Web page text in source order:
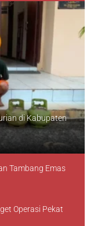
di Kabupaten
Tambang Emas
Operasi Pekat